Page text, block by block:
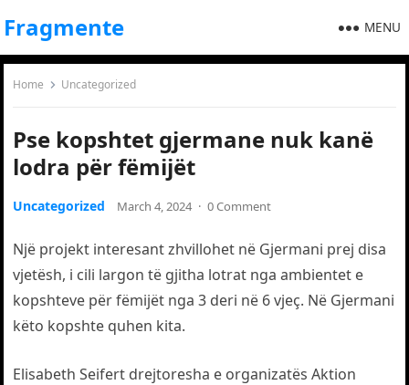
Fragmente MENU
Home Uncategorized
Pse kopshtet gjermane nuk kanë
lodra për fëmijët
Uncategorized March 4, 2024 · 0 Comment
Një projekt interesant zhvillohet në Gjermani prej disa
vjetësh, i cili largon të gjitha lotrat nga ambientet e
kopshteve për fëmijët nga 3 deri në 6 vjeç. Në Gjermani
këto kopshte quhen kita.
Elisabeth Seifert drejtoresha e organizatës Aktion